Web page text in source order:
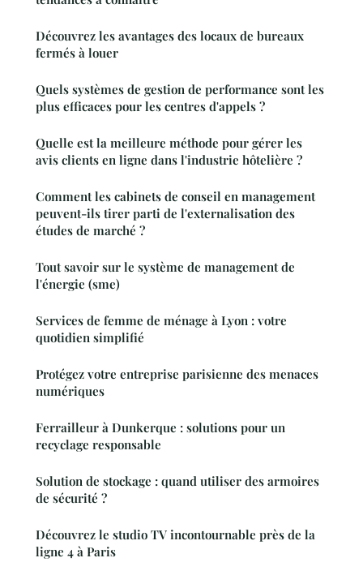
Découvrez les avantages des locaux de bureaux
fermés à louer
Quels systèmes de gestion de performance sont les
plus efficaces pour les centres d'appels ?
Quelle est la meilleure méthode pour gérer les
avis clients en ligne dans l'industrie hôtelière ?
Comment les cabinets de conseil en management
peuvent-ils tirer parti de l'externalisation des
études de marché ?
Tout savoir sur le système de management de
l'énergie (sme)
Services de femme de ménage à Lyon : votre
quotidien simplifié
Protégez votre entreprise parisienne des menaces
numériques
Ferrailleur à Dunkerque : solutions pour un
recyclage responsable
Solution de stockage : quand utiliser des armoires
de sécurité ?
Découvrez le studio TV incontournable près de la
ligne 4 à Paris